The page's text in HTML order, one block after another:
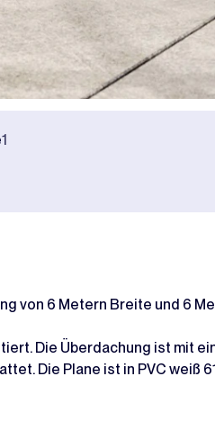
1
von 6 Metern Breite und 6
Die Überdachung ist mit
Die Plane ist in PVC weiß